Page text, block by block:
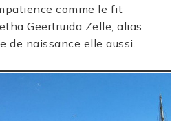
comme le fit
Geertruida Zelle, alias
de naissance elle aussi.